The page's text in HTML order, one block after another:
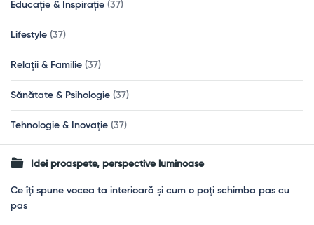
Educație & Inspirație (37)
Lifestyle (37)
Relații & Familie (37)
Sănătate & Psihologie (37)
Tehnologie & Inovație (37)
Idei proaspete, perspective luminoase
Ce îți spune vocea ta interioară și cum o poți schimba pas cu
pas